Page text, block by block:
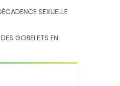
SEXUELLE
GOBELETS EN